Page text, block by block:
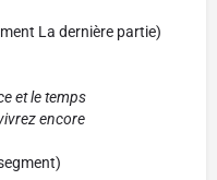
La dernière partie)
et le temps
encore